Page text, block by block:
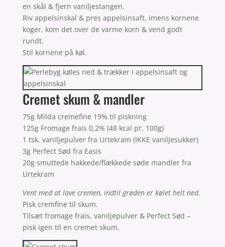
en skål & fjern vaniljestangen.
Riv appelsinskal & pres appelsinsaft, imens kornene
koger, kom det over de varme korn & vend godt
rundt.
Stil kornene på køl.
Cremet skum & mandler
75g Milda cremefine 19% til piskning
125g Fromage frais 0,2% (48 kcal pr. 100g)
1 tsk. vaniljepulver fra Urtekram (IKKE vaniljesukker)
3g Perfect Sød fra Easis
20g smuttede hakkede/flækkede søde mandler fra
Urtekram
Vent med at lave cremen, indtil grøden er kølet helt ned.
Pisk cremfine til skum.
Tilsæt fromage frais, vaniljepulver & Perfect Sød –
pisk igen til en cremet skum.